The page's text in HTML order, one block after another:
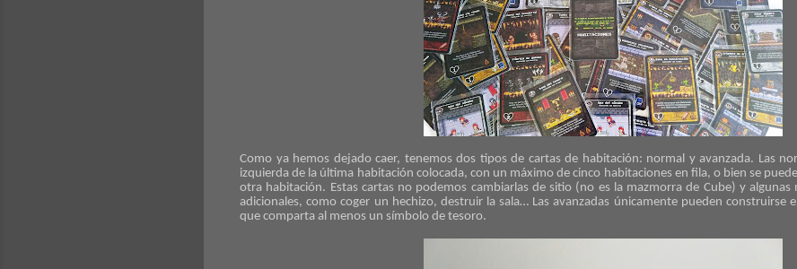
Como ya hemos dejado caer, tenemos dos tipos de cartas de habitación: normal y avanzada. Las
izquierda de la última habitación colocada, con un máximo de cinco habitaciones en fila, o bien se
otra habitación. Estas cartas no podemos cambiarlas de sitio (no es la mazmorra de Cube) y algunas
adicionales, como coger un hechizo, destruir la sala… Las avanzadas únicamente pueden construirse
que comparta al menos un símbolo de tesoro.